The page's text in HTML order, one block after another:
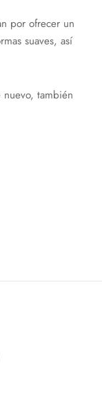
por ofrecer un
suaves, así
también